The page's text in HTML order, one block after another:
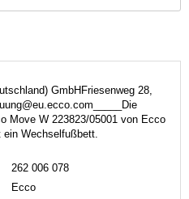
GmbHFriesenweg 28,
Move W 223823/05001 von Ecco
Wechselfußbett.
262 006 078
Ecco